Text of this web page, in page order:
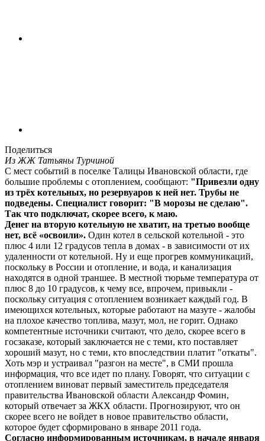
Поделиться
Из ЖЖ Татьяны Турчиной
С мест событий в поселке Талицы Ивановской области, где
большие проблемы с отоплением, сообщают: "Привезли одну
из трёх котельных, но резервуаров к ней нет. Трубы не
подведены. Специалист говорит: "В морозы не сделаю".
Так что подключат, скорее всего, к маю.
Денег на вторую котельную не хватит, на третью вообще
нет, всё «освоили». Один котел в сельской котельной - это
плюс 4 или 12 градусов тепла в домах - в зависимости от их
удаленности от котельной. Ну и еще прогрев коммуникаций,
поскольку в России и отопление, и вода, и канализация
находятся в одной траншее. В местной тюрьме температура от
плюс 8 до 10 градусов, к чему все, впрочем, привыкли -
поскольку ситуация с отоплением возникает каждый год. В
имеющихся котельных, которые работают на мазуте - жалобы
на плохое качество топлива, мазут, мол, не горит. Однако
компетентные источники считают, что дело, скорее всего в
госзаказе, который заключается не с теми, кто поставляет
хороший мазут, но с теми, кто впоследствии платит "откаты".
Хоть мэр и устраивал "разгон на месте", в СМИ прошла
информация, что все идет по плану. Говорят, что ситуации с
отоплением виноват первый заместитель председателя
правительства Ивановской области Александр Фомин,
который отвечает за ЖКХ области. Прогнозируют, что он
скорее всего не войдет в новое правительство области,
которое будет сформировано в январе 2011 года.
Согласно информированным источникам, в начале января